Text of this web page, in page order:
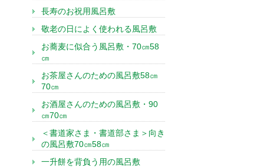
長寿のお祝用風呂敷
敬老の日によく使われる風呂敷
お蕎麦に似合う風呂敷・70㎝58
㎝
お茶屋さんのための風呂敷58㎝
70㎝
お酒屋さんのための風呂敷・90
㎝70㎝
＜書道家さま・書道部さま＞向き
の風呂敷70㎝58㎝
一升餅を背負う用の風呂敷